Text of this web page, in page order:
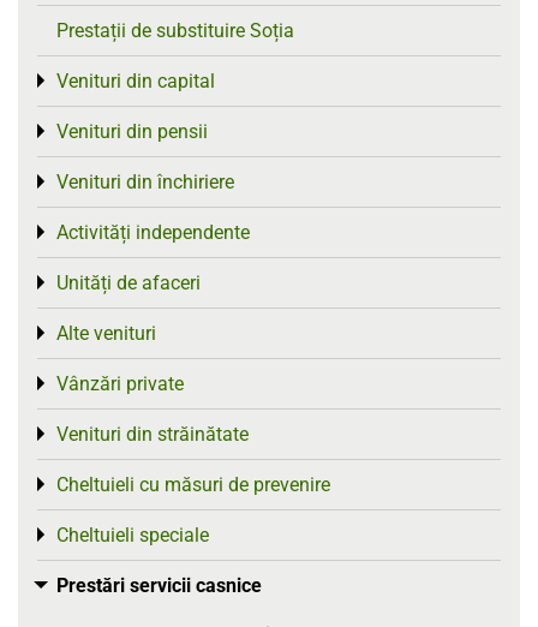
Prestații de substituire Soția
Venituri din capital
Toggle menu
Venituri din pensii
Toggle menu
Venituri din închiriere
Toggle menu
Activități independente
Toggle menu
Unități de afaceri
Toggle menu
Alte venituri
Toggle menu
Vânzări private
Toggle menu
Venituri din străinătate
Toggle menu
Cheltuieli cu măsuri de prevenire
Toggle menu
Cheltuieli speciale
Toggle menu
Prestări servicii casnice
Toggle menu